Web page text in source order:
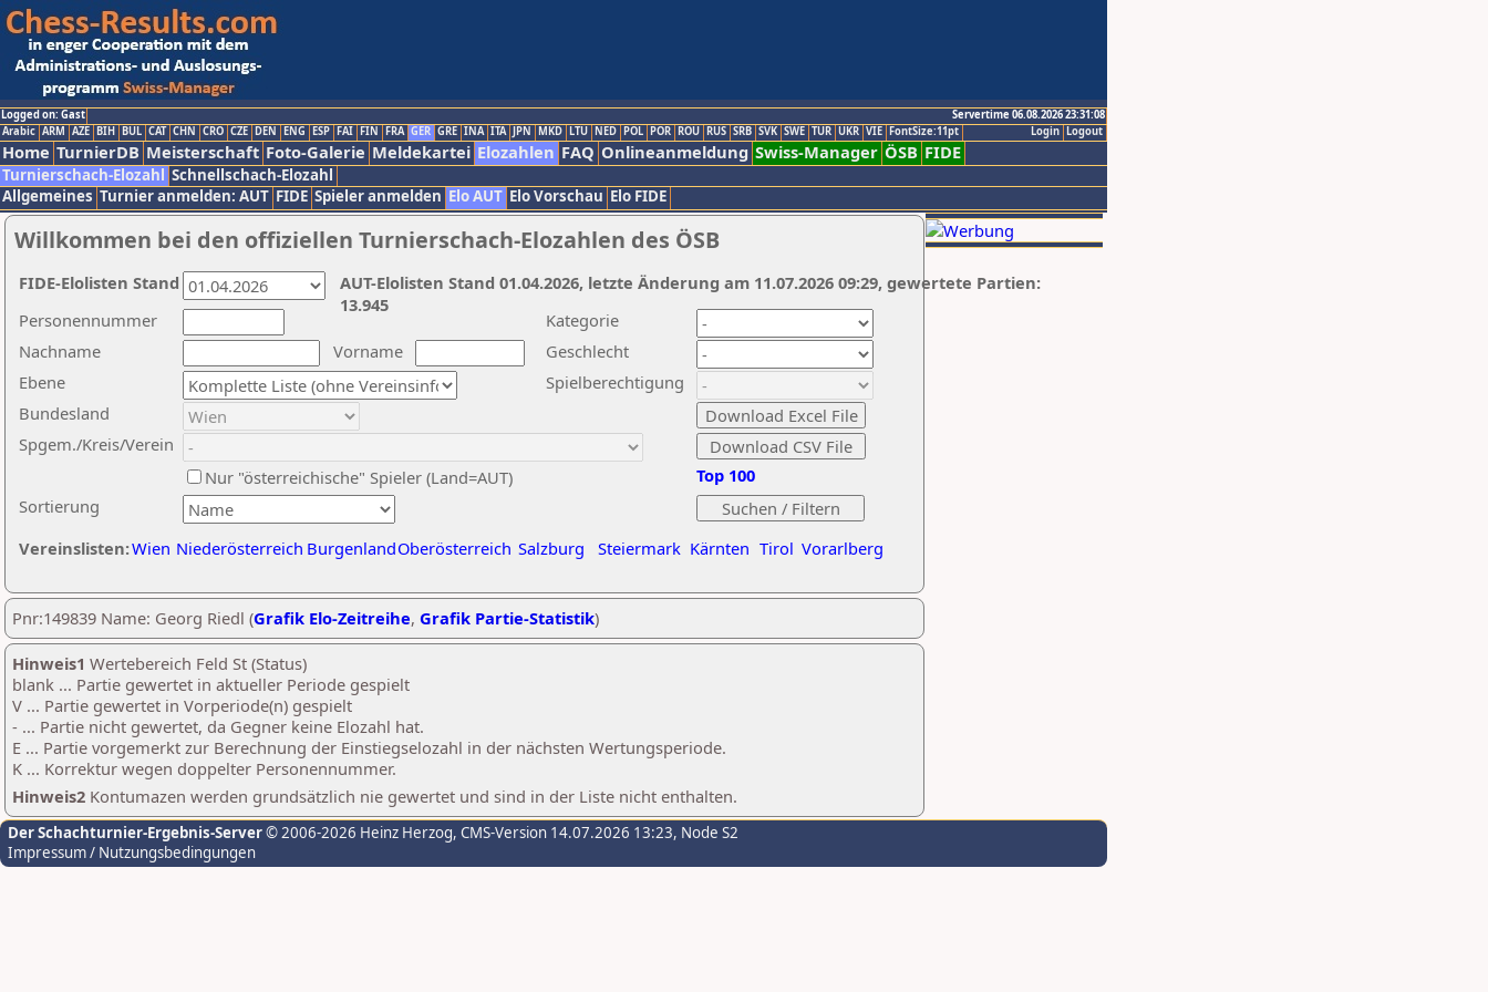
Logged on: Gast
Servertime 06.08.2026 23:31:08
Logout
Login
Arabic ARM AZE BIH BUL CAT CHN CRO CZE DEN ENG ESP FAI FIN FRA GER GRE INA ITA JPN MKD LTU NED POL POR ROU RUS SRB SVK SWE TUR UKR VIE FontSize:11pt
Home TurnierDB Meisterschaft Foto-Galerie Meldekartei Elozahlen FAQ Onlineanmeldung Swiss-Manager ÖSB FIDE
Turnierschach-Elozahl Schnellschach-Elozahl
Allgemeines Turnier anmelden: AUT FIDE Spieler anmelden Elo AUT Elo Vorschau Elo FIDE
Willkommen bei den offiziellen Turnierschach-Elozahlen des ÖSB
Nachname
Vorname
Ebene
Kategorie
Sortierung
Personennummer
Bundesland
Spgem./Kreis/Verein
Geschlecht
Nur "österreichische" Spieler (Land=AUT)
Spielberechtigung
Vereinslisten:Wien Niederösterreich BurgenlandOberösterreich Salzburg Steiermark Kärnten Tirol Vorarlberg
Top 100
AUT-Elolisten Stand 01.04.2026, letzte Änderung am 11.07.2026 09:29, gewertete Partien:
13.945
FIDE-Elolisten Stand
Pnr:149839 Name: Georg Riedl (Grafik Elo-Zeitreihe, Grafik Partie-Statistik)
Hinweis1 Wertebereich Feld St (Status)
blank ... Partie gewertet in aktueller Periode gespielt
V ... Partie gewertet in Vorperiode(n) gespielt
- ... Partie nicht gewertet, da Gegner keine Elozahl hat.
E ... Partie vorgemerkt zur Berechnung der Einstiegselozahl in der nächsten Wertungsperiode.
K ... Korrektur wegen doppelter Personennummer.
Hinweis2 Kontumazen werden grundsätzlich nie gewertet und sind in der Liste nicht enthalten.
Der Schachturnier-Ergebnis-Server© 2006-2026 Heinz Herzog, CMS-Version 14.07.2026 13:23, Node S2
Impressum / Nutzungsbedingungen